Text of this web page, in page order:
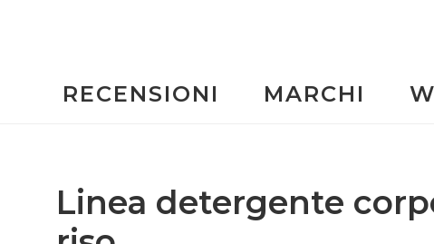
RECENSIONI MARCHI
Linea detergente